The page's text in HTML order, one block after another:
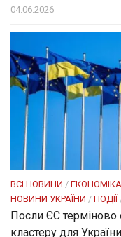
04.06.2026
ВСІ НОВИНИ / ЕКОНОМІКА
НОВИНИ УКРАЇНИ / ПОДІЇ
Посли ЄC
кластеру для